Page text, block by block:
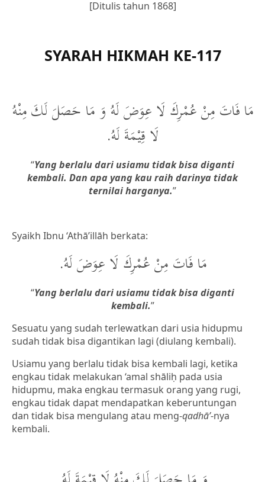
[Ditulis tahun 1868]
SYARAH HIKMAH KE-117
مَا فَاتَ مِنْ عُمْرِكَ لَا عِوَضَ لَهُ وَ مَا حَصَلَ لَكَ مِنْهُ
لَا قِيْمَةَ لَهُ.
“Yang berlalu dari usiamu tidak bisa diganti
kembali. Dan apa yang kau raih darinya tidak
ternilai harganya.”
Syaikh Ibnu ‘Athā’illāh berkata:
مَا فَاتَ مِنْ عُمْرِكَ لَا عِوَضَ لَهُ.
“Yang berlalu dari usiamu tidak bisa diganti
kembali.”
Sesuatu yang sudah terlewatkan dari usia hidupmu
sudah tidak bisa digantikan lagi (diulang kembali).
Usiamu yang berlalu tidak bisa kembali lagi, ketika
engkau tidak melakukan ‘amal shāliḥ pada usia
hidupmu, maka engkau termasuk orang yang rugi,
engkau tidak dapat mendapatkan keberuntungan
dan tidak bisa mengulang atau meng-qadhā’-nya
kembali.